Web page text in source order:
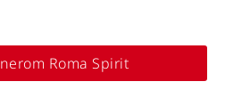
Roma Spirit